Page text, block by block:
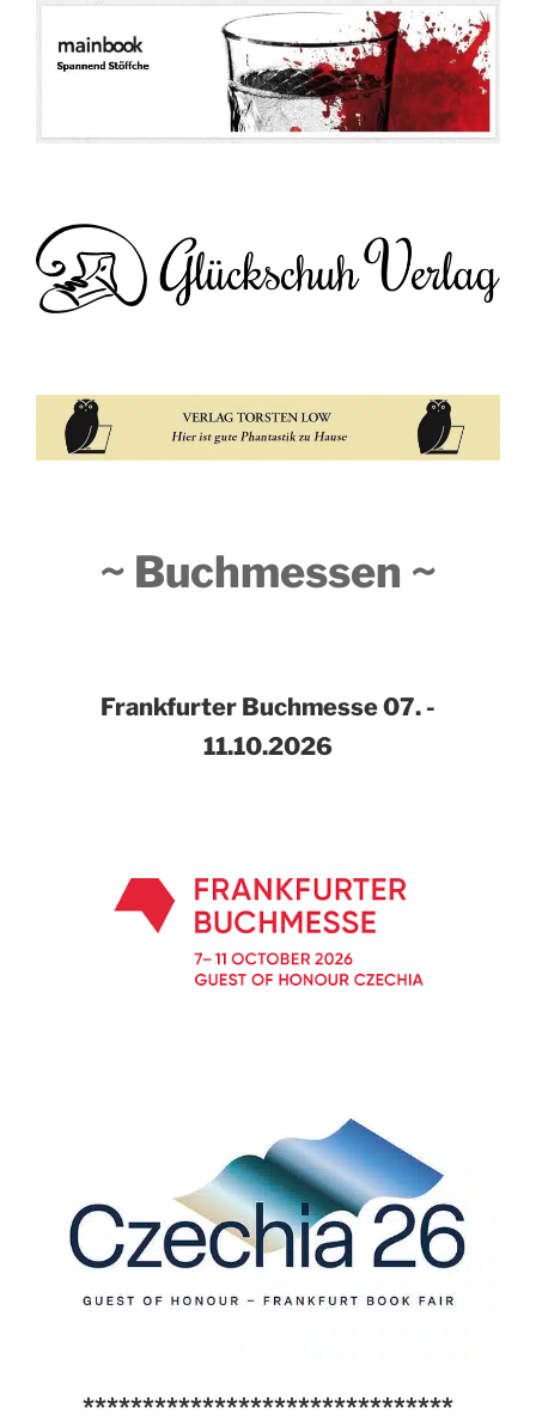
~ Buchmessen ~
Frankfurter Buchmesse07. -
11.10.2026
*******************************